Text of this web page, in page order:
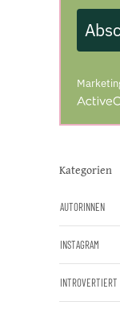
A
v
C
p
a
i
Kategorien
AUTORINNEN
INSTAGRAM
INTROVERTIERT